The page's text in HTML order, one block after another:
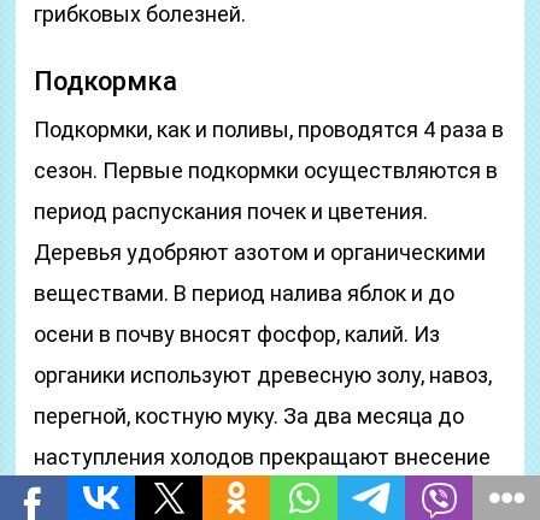
грибковых болезней.
Подкормка
Подкормки, как и поливы, проводятся 4 раза в
сезон. Первые подкормки осуществляются в
период распускания почек и цветения.
Деревья удобряют азотом и органическими
веществами. В период налива яблок и до
осени в почву вносят фосфор, калий. Из
органики используют древесную золу, навоз,
перегной, костную муку. За два месяца до
наступления холодов прекращают внесение
азота, поскольку он способствует росту.